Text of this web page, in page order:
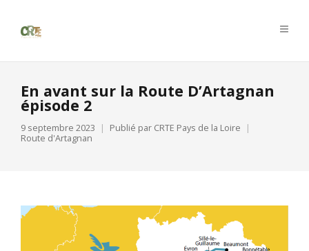
En avant sur la Route D’Artagnan
épisode 2
9 septembre 2023 Publié par CRTE Pays de la Loire
Route d'Artagnan